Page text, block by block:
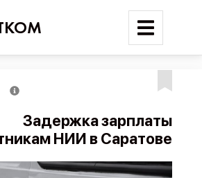
Поиск
Новости
Задержка зарплаты
НИИ в Саратове